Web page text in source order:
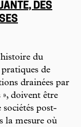
DES
histoire du
pratiques de
drainées par
doivent être
sociétés post-
la mesure où